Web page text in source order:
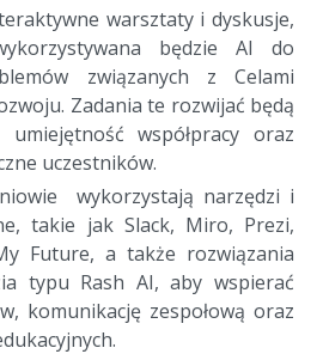
warsztaty i dyskusje,
będzie AI do
związanych z Celami
Zadania te rozwijać będą
umiejętność współpracy oraz
uczestników.
wykorzystają narzędzi i
takie jak Slack, Miro, Prezi,
Future, a także rozwiązania
typu Rash AI, aby wspierać
komunikację zespołową oraz